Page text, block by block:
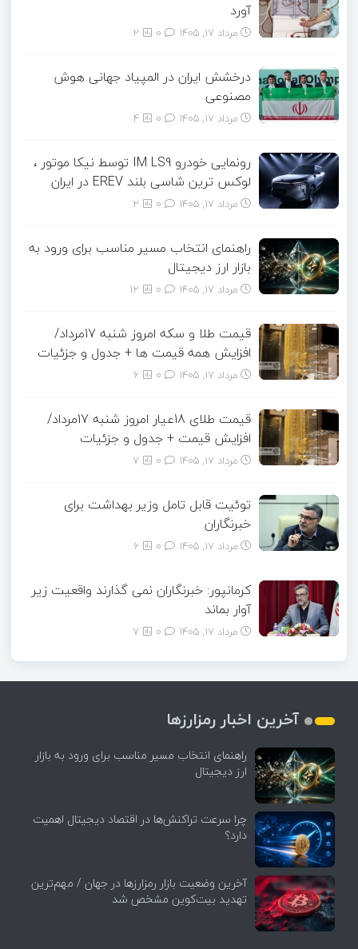
آورد
مرداد ۱۷, ۱۴۰۵ 2
درخشش ایران در المپیاد جهانی هوش
مصنوعی
مرداد ۱۷, ۱۴۰۵ 4
رونمایی خودرو IM LS9 توسط نیکا موتور ،
لوکس ترین شاسی بلند EREV در ایران
مرداد ۱۷, ۱۴۰۵ 2
راهنمای انتخاب مسیر مناسب برای ورود به
بازار ارز دیجیتال
مرداد ۱۷, ۱۴۰۵ 12
قیمت طلا و سکه امروز شنبه 17مرداد/
افزایش همه قیمت ها + جدول و جزئیات
مرداد ۱۷, ۱۴۰۵ 6
قیمت طلای 18عیار امروز شنبه 17مرداد/
افزایش قیمت + جدول و جزئیات
مرداد ۱۷, ۱۴۰۵ 7
توئیت قابل تامل وزیر بهداشت برای
خبرنگاران
مرداد ۱۷, ۱۴۰۵ 6
کرمانپور: خبرنگاران نمی گذارند واقعیت زیر
آوار بماند
مرداد ۱۷, ۱۴۰۵ 7
آخرین اخبار رمزارزها
راهنمای انتخاب مسیر مناسب برای ورود به بازار
ارز دیجیتال
چرا سرعت تراکنش‌ها در اقتصاد دیجیتال اهمیت
دارد؟
آخرین وضعیت بازار رمزارزها در جهان / مهم‌ترین
تهدید بیت‌کوین مشخص شد